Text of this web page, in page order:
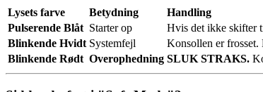
Lysets farve Betydning
Handling
Pulserende Blåt Starter op
Hvis det ikke skifter
Blinkende Hvidt Systemfejl
Konsollen er
Blinkende Rødt Overophedning SLUK STRAKS.